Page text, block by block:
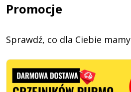
Promocje
Sprawdź, co dla Ciebie mamy